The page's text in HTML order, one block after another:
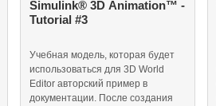
Simulink® 3D Animation™ -
Tutorial #3
Учебная модель, которая будет
использоваться для 3D World
Editor авторский пример в
документации. После создания